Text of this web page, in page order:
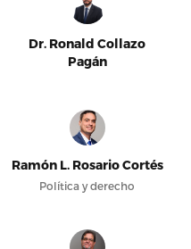
Dr. Ronald Collazo
Pagán
Ramón L. Rosario Cortés
Política y derecho